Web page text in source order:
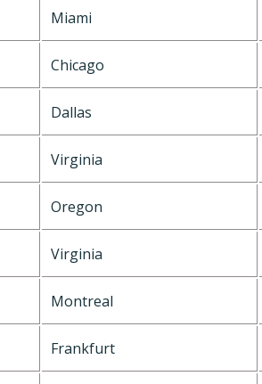
Miami
Chicago
Dallas
Virginia
Oregon
Virginia
Montreal
Frankfurt